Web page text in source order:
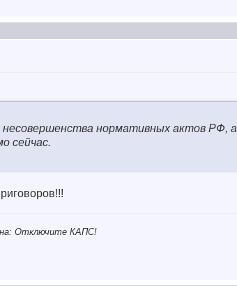
нормативных актов РФ, а
сейчас.
Отключите КАПС!